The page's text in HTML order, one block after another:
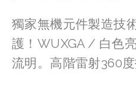
獨家無機元件製造技
護！WUXGA / 白色
流明。高階雷射360度